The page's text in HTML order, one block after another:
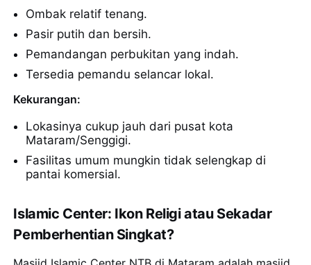
Ombak relatif tenang.
Pasir putih dan bersih.
Pemandangan perbukitan yang indah.
Tersedia pemandu selancar lokal.
Kekurangan:
Lokasinya cukup jauh dari pusat kota
Mataram/Senggigi.
Fasilitas umum mungkin tidak selengkap di
pantai komersial.
Islamic Center: Ikon Religi atau Sekadar
Pemberhentian Singkat?